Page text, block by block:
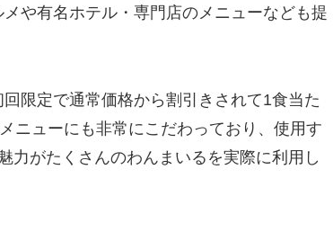
や有名ホテル・専門店のメニューなども提
限定で通常価格から割引きされて1食当た
ニューにも非常にこだわっており、使用す
力がたくさんのわんまいるを実際に利用し